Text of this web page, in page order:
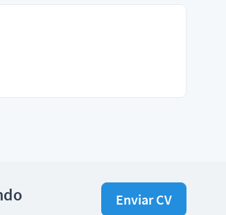
Enviar CV